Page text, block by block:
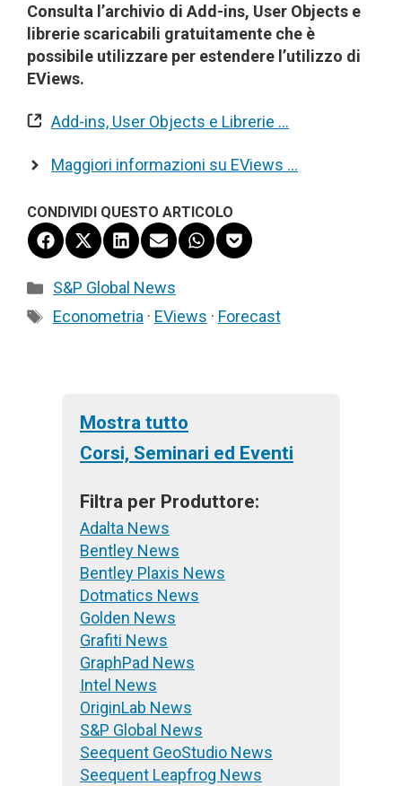
Consulta l’archivio di Add-ins, User Objects e
librerie scaricabili gratuitamente che è
possibile utilizzare per estendere l’utilizzo di
EViews.
Add-ins, User Objects e Librerie …
Maggiori informazioni su EViews …
CONDIVIDI QUESTO ARTICOLO
Share
on
Facebook
Share
on
X
(Twitter)
Share
on
LinkedIn
Share
on
Share
on
Share
on
Categorie
S&P Global News
Tag
Econometria· EViews · Forecast
Mostra tutto
Corsi, Seminari ed Eventi
Filtra per Produttore:
Adalta News
Bentley News
Bentley Plaxis News
Dotmatics News
Golden News
Grafiti News
GraphPad News
Intel News
OriginLab News
S&P Global News
Seequent GeoStudio News
Seequent Leapfrog News